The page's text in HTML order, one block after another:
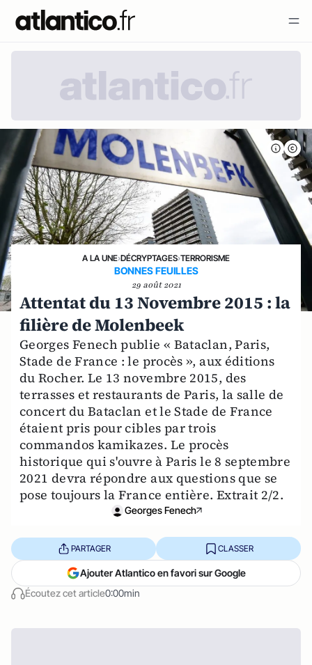
A LA UNE›DÉCRYPTAGES›TERRORISME
BONNES FEUILLES
29 août 2021
Attentat du 13 Novembre 2015 : la
filière de Molenbeek
Georges Fenech publie « Bataclan, Paris,
Stade de France : le procès », aux éditions
du Rocher. Le 13 novembre 2015, des
terrasses et restaurants de Paris, la salle de
concert du Bataclan et le Stade de France
étaient pris pour cibles par trois
commandos kamikazes. Le procès
historique qui s'ouvre à Paris le 8 septembre
2021 devra répondre aux questions que se
pose toujours la France entière. Extrait 2/2.
Georges Fenech
Écoutez cet article0:00min
PARTAGER CLASSER
Ajouter Atlantico en favori sur Google